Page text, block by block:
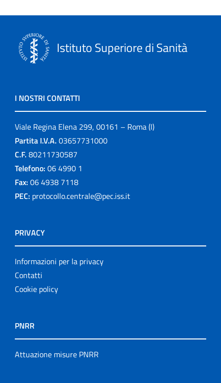
Istituto Superiore di Sanità
I NOSTRI CONTATTI
Viale Regina Elena 299, 00161 – Roma (I)
Partita I.V.A. 03657731000
C.F. 80211730587
Telefono: 06 4990 1
Fax: 06 4938 7118
PEC: protocollo.centrale@pec.iss.it
PRIVACY
Informazioni per la privacy
Contatti
Cookie policy
PNRR
Attuazione misure PNRR